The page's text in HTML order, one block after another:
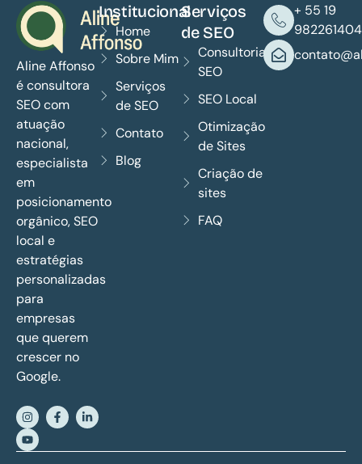
Aline Affonso
é consultora
SEO com
atuação
nacional,
especialista
em
posicionamento
orgânico, SEO
local e
estratégias
personalizadas
para
empresas
que querem
crescer no
Google.
Institucional
Home
Sobre Mim
Serviços
de SEO
Contato
Blog
Serviços
de SEO
Consultoria
SEO
SEO Local
Otimização
de Sites
Criação de
sites
FAQ
+ 55 19
982261404